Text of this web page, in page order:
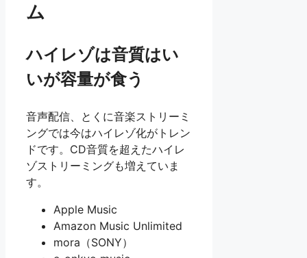
ム
ハイレゾは音質はい
いが容量が食う
音声配信、とくに音楽ストリーミ
ングでは今はハイレゾ化がトレン
ドです。CD音質を超えたハイレ
ゾストリーミングも増えていま
す。
Apple Music
Amazon Music Unlimited
mora（SONY）